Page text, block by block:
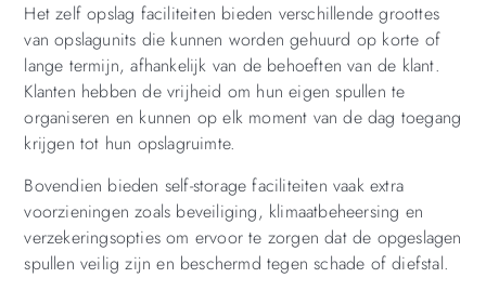
Het zelf opslag faciliteiten bieden verschillende groottes
van opslagunits die kunnen worden gehuurd op korte of
lange termijn, afhankelijk van de behoeften van de klant.
Klanten hebben de vrijheid om hun eigen spullen te
organiseren en kunnen op elk moment van de dag toegang
krijgen tot hun opslagruimte.
Bovendien bieden self-storage faciliteiten vaak extra
voorzieningen zoals beveiliging, klimaatbeheersing en
verzekeringsopties om ervoor te zorgen dat de opgeslagen
spullen veilig zijn en beschermd tegen schade of diefstal.